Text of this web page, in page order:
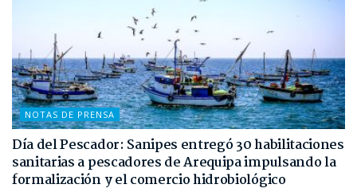
NOTAS DE PRENSA
Día del Pescador: Sanipes entregó 30 habilitaciones
sanitarias a pescadores de Arequipa impulsando la
formalización y el comercio hidrobiológico